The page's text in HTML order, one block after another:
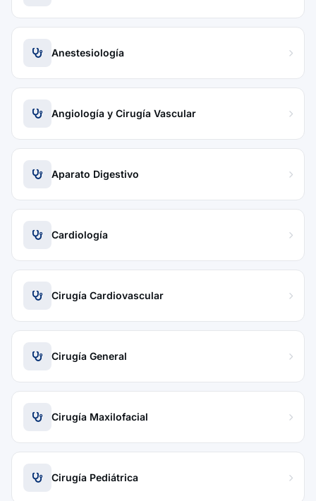
Anestesiología
Angiología y Cirugía Vascular
Aparato Digestivo
Cardiología
Cirugía Cardiovascular
Cirugía General
Cirugía Maxilofacial
Cirugía Pediátrica